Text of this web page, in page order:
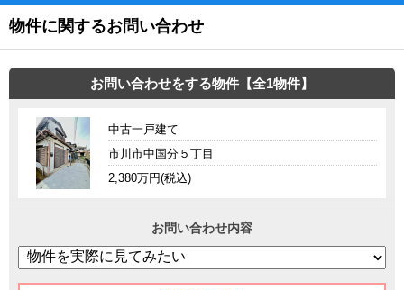
物件に関するお問い合わせ
お問い合わせをする物件【全1物件】
中古一戸建て
市川市中国分５丁目
2,380万円(税込)
お問い合わせ内容